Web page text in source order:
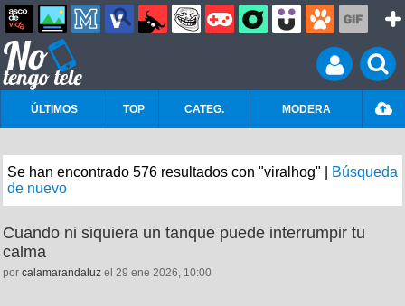
ÚLTIMOS TOP CATEG. MODERA
Se han encontrado 576 resultados con "viralhog" |
Búsqueda
de nuevo
Cuando ni siquiera un tanque puede interrumpir tu
calma
por calamarandaluz el 29 ene 2026, 10:00